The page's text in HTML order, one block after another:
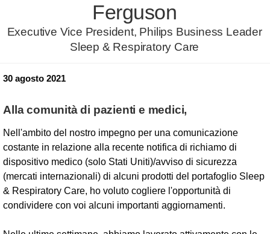
Ferguson
Executive Vice President, Philips Business Leader
Sleep & Respiratory Care
30 agosto 2021
Alla comunità di pazienti e medici,
Nell'ambito del nostro impegno per una comunicazione
costante in relazione alla recente notifica di richiamo di
dispositivo medico (solo Stati Uniti)/avviso di sicurezza
(mercati internazionali) di alcuni prodotti del portafoglio Sleep
& Respiratory Care, ho voluto cogliere l'opportunità di
condividere con voi alcuni importanti aggiornamenti.